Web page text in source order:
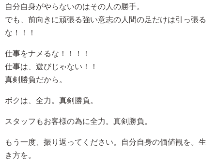
自分自身がやらないのはその人の勝手。
でも、前向きに頑張る強い意志の人間の足だけは引っ張る
な！！！
仕事をナメるな！！！！
仕事は、遊びじゃない！！
真剣勝負だから。
ボクは、全力。真剣勝負。
スタッフもお客様の為に全力。真剣勝負。
もう一度、振り返ってください。自分自身の価値観を。生
き方を。